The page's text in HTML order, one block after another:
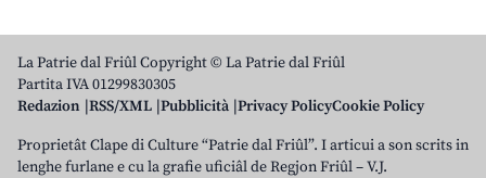
La Patrie dal Friûl Copyright © La Patrie dal Friûl
Partita IVA 01299830305
Redazion RSS/XML Pubblicità Privacy PolicyCookie Policy
Proprietât Clape di Culture “Patrie dal Friûl”. I articui a son scrits in
lenghe furlane e cu la grafie uficiâl de Regjon Friûl – V.J.